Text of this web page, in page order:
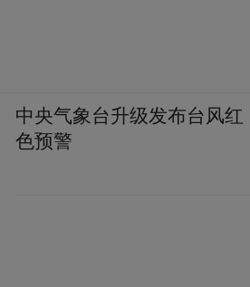
中央气象台升级发布台风红
色预警